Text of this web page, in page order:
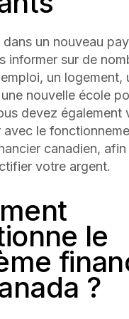
dans un nouveau
informer sur de
un logement,
nouvelle école
devez également
avec le
canadien,
votre argent.
le
?